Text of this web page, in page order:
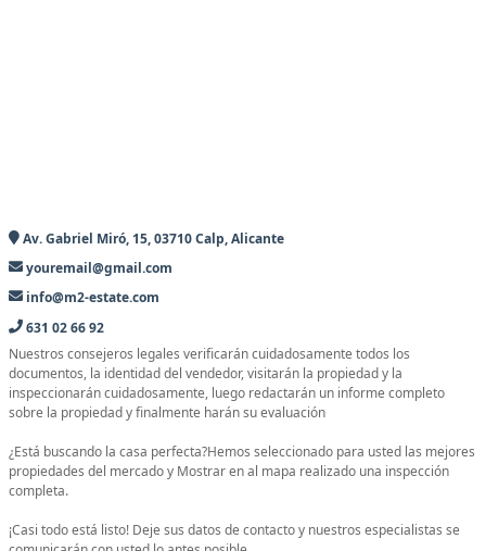
Av. Gabriel Miró, 15, 03710 Calp, Alicante
youremail@gmail.com
info@m2-estate.com
631 02 66 92
Nuestros consejeros legales verificarán cuidadosamente todos los
documentos, la identidad del vendedor, visitarán la propiedad y la
inspeccionarán cuidadosamente, luego redactarán un informe completo
sobre la propiedad y finalmente harán su evaluación
¿Está buscando la casa perfecta?Hemos seleccionado para usted las mejores
propiedades del mercado y Mostrar en al mapa realizado una inspección
completa.
¡Casi todo está listo! Deje sus datos de contacto y nuestros especialistas se